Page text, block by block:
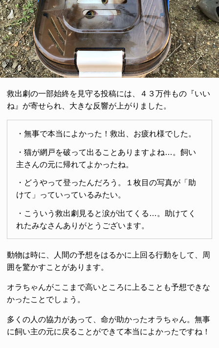
救出劇の一部始終を見守る投稿には、４３万件もの『いい
ね』が寄せられ、大きな反響が上がりました。
・無事で本当によかった！救出、お疲れ様でした。
・猫が網戸を破って出ることありますよね…。飼い
主さんの元に帰れてよかったね。
・どうやって登ったんだろう。１枚目の写真が「助
けて」っていっているみたい。
・こういう救出劇見ると涙が出てくる…。助けてく
れたみなさんありがとうございます。
動物は時に、人間の予想をはるかに上回る行動をして、周
囲を驚かすことがあります。
オラちゃんがここまで高いところに上ることも予想できな
かったことでしょう。
多くの人の協力があって、命が助かったオラちゃん。無事
に飼い主の元に戻ることができて本当によかったですね！